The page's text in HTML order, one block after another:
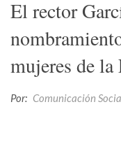
El rector
mujeres de
Por: Comunicación